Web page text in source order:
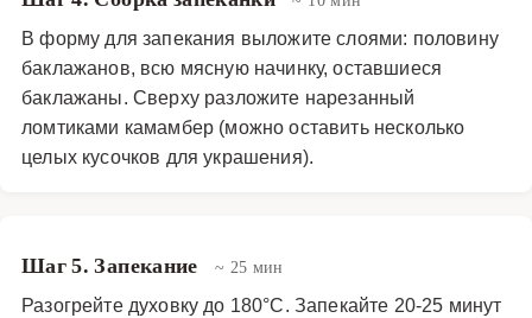
В форму для запекания выложите слоями: половину
баклажанов, всю мясную начинку, оставшиеся
баклажаны. Сверху разложите нарезанный
ломтиками камамбер (можно оставить несколько
целых кусочков для украшения).
Шаг 5. Запекание ~ 25 мин
Разогрейте духовку до 180°C. Запекайте 20-25 минут